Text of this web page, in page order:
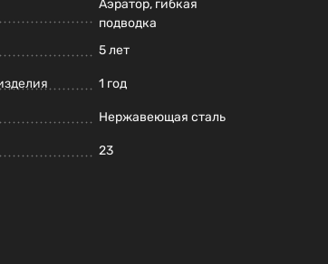
Аэратор, гибкая
подводка
5 лет
1 год
Нержавеющая сталь
23